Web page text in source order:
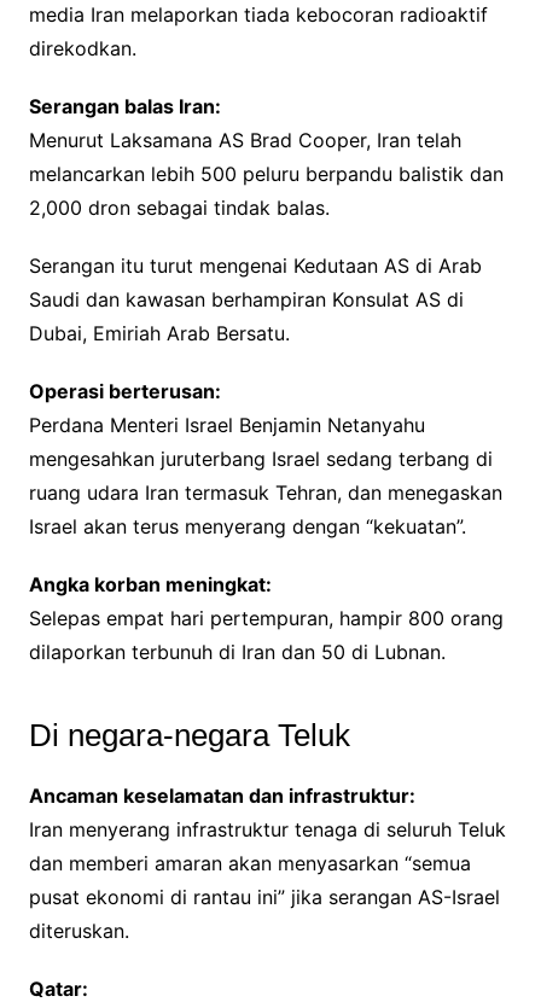
media Iran melaporkan tiada kebocoran radioaktif
direkodkan.
Serangan balas Iran:
Menurut Laksamana AS Brad Cooper, Iran telah
melancarkan lebih 500 peluru berpandu balistik dan
2,000 dron sebagai tindak balas.
Serangan itu turut mengenai Kedutaan AS di Arab
Saudi dan kawasan berhampiran Konsulat AS di
Dubai, Emiriah Arab Bersatu.
Operasi berterusan:
Perdana Menteri Israel Benjamin Netanyahu
mengesahkan juruterbang Israel sedang terbang di
ruang udara Iran termasuk Tehran, dan menegaskan
Israel akan terus menyerang dengan “kekuatan”.
Angka korban meningkat:
Selepas empat hari pertempuran, hampir 800 orang
dilaporkan terbunuh di Iran dan 50 di Lubnan.
Di negara-negara Teluk
Ancaman keselamatan dan infrastruktur:
Iran menyerang infrastruktur tenaga di seluruh Teluk
dan memberi amaran akan menyasarkan “semua
pusat ekonomi di rantau ini” jika serangan AS-Israel
diteruskan.
Qatar: